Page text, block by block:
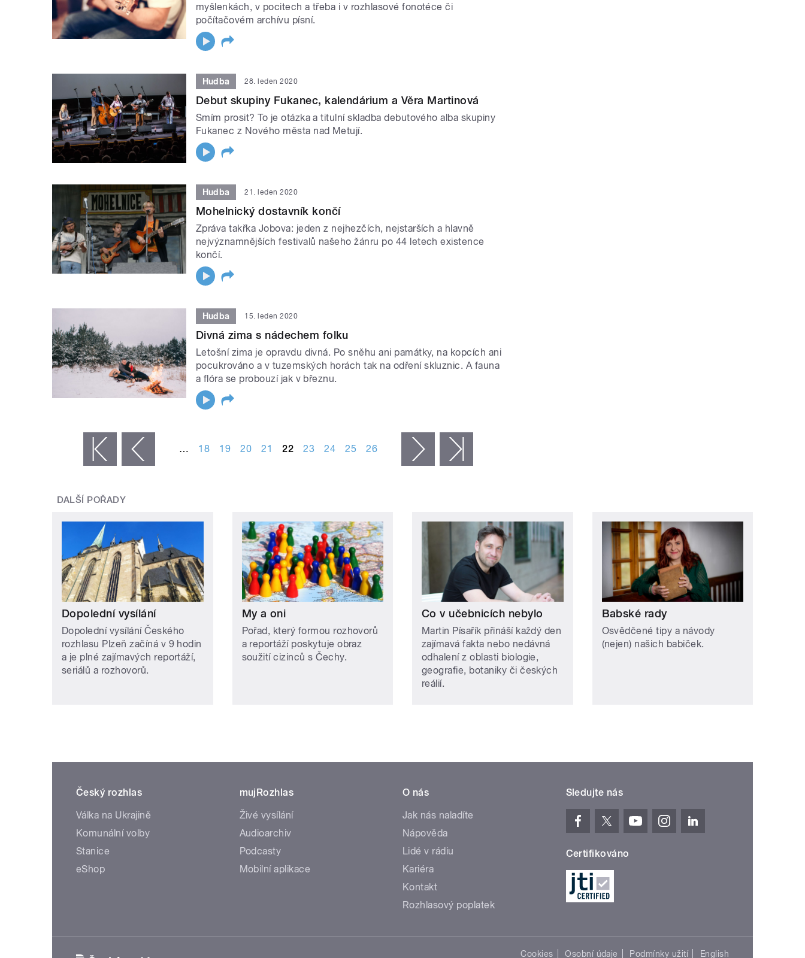
myšlenkách, v pocitech a třeba i v rozhlasové fonotéce či
počítačovém archívu písní.
Hudba 28. leden 2020
Debut skupiny Fukanec, kalendárium a Věra Martinová
Smím prosit? To je otázka a titulní skladba debutového alba skupiny
Fukanec z Nového města nad Metují.
Hudba 21. leden 2020
Mohelnický dostavník končí
Zpráva takřka Jobova: jeden z nejhezčích, nejstarších a hlavně
nejvýznamnějších festivalů našeho žánru po 44 letech existence
končí.
Hudba 15. leden 2020
Divná zima s nádechem folku
Letošní zima je opravdu divná. Po sněhu ani památky, na kopcích ani
pocukrováno a v tuzemských horách tak na odření skluznic. A fauna
a flóra se probouzí jak v březnu.
‹ předchozí … 18 19 20 21 22 23 24 25 26 následující ›
DALŠÍ POŘADY
Dopolední vysílání
Dopolední vysílání Českého
rozhlasu Plzeň začíná v 9 hodin
a je plné zajímavých reportáží,
seriálů a rozhovorů.
My a oni
Pořad, který formou rozhovorů
a reportáží poskytuje obraz
soužití cizinců s Čechy.
Co v učebnicích nebylo
Martin Písařík přináší každý den
zajímavá fakta nebo nedávná
odhalení z oblasti biologie,
geografie, botaniky či českých
reálií.
Babské rady
Osvědčené tipy a návody
(nejen) našich babiček.
Český rozhlas
Válka na Ukrajině
Komunální volby
Stanice
eShop
mujRozhlas
Živé vysílání
Audioarchiv
Podcasty
Mobilní aplikace
O nás
Jak nás naladíte
Nápověda
Lidé v rádiu
Kariéra
Kontakt
Rozhlasový poplatek
Sledujte nás
Certifikováno
Cookies Osobní údaje Podmínky užití English